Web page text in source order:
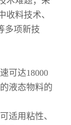
收料技术、
多项新技
可达18000
液态物料的
用粘性、